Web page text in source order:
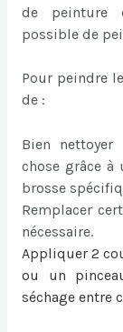
de peinture
possible de
Pour peindre
de :
Bien
chose grâce à
brosse
Remplacer
nécessaire.
Appliquer 2
ou un
séchage entre